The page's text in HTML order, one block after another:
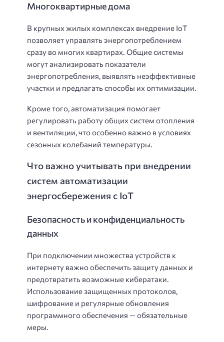
Многоквартирные дома
В крупных жилых комплексах внедрение IoT
позволяет управлять энергопотреблением
сразу во многих квартирах. Общие системы
могут анализировать показатели
энергопотребления, выявлять неэффективные
участки и предлагать способы их оптимизации.
Кроме того, автоматизация помогает
регулировать работу общих систем отопления
и вентиляции, что особенно важно в условиях
сезонных колебаний температуры.
Что важно учитывать при внедрении
систем автоматизации
энергосбережения с IoT
Безопасность и конфиденциальность
данных
При подключении множества устройств к
интернету важно обеспечить защиту данных и
предотвратить возможные кибератаки.
Использование защищенных протоколов,
шифрование и регулярные обновления
программного обеспечения — обязательные
меры.